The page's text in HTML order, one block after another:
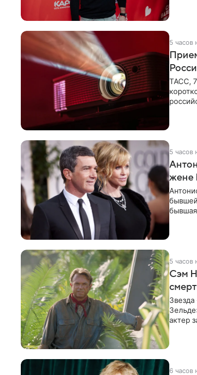
5 часов
ТАСС,
5 часов
жене
5 часов
Сэм
актер
6 часов